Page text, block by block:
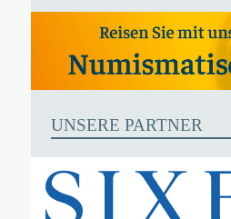
UNSERE PARTNER